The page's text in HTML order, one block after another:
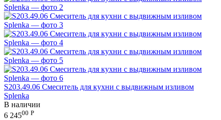
S203.49.06 Смеситель для кухни с выдвижным изливом
Splenka
В наличии
6 24500 Р